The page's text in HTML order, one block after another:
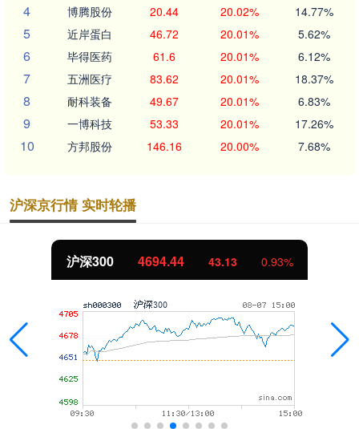
4 博腾股份 20.44 20.02% 14.77%
5 近岸蛋白 46.72 20.01% 5.62%
6 毕得医药 61.6 20.01% 6.12%
7 五洲医疗 83.62 20.01% 18.37%
8 耐科装备 49.67 20.01% 6.83%
9 一博科技 53.33 20.01% 17.26%
10 方邦股份 146.16 20.00% 7.68%
沪深京行情 实时轮播
北证50 1134.24 11.37 1.01%